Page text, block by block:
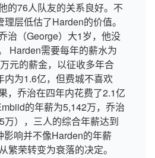
的76人队友的关系良好。不
层低估了Harden的价值。
治（George）大1岁，他没
Harden需要每年的薪水为
元的薪金，以征收多年合
内为1.6亿，但费城不喜欢
，乔治在四年内花费了2.1亿
的年薪为5,142万，乔治
万），三人的综合年薪达到
影响并不像Harden的年薪
繁荣转变为衰落的决定。